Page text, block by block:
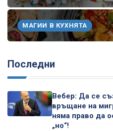
МАГИИ В КУХНЯТА
Последни
Вебер: Да се
връщане на
няма право да
„но“!